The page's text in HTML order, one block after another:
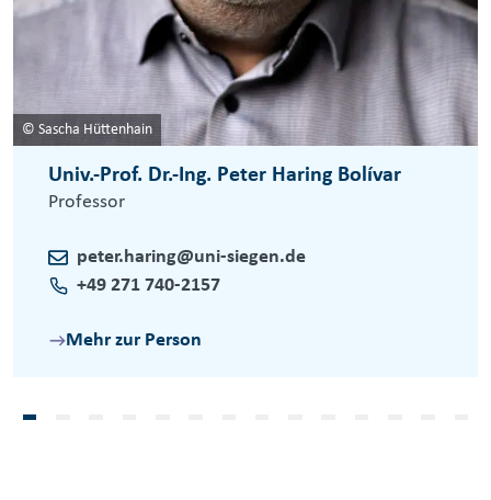
© Sascha Hüttenhain
Univ.-Prof. Dr.-Ing. Peter Haring Bolívar
Professor
peter.haring@uni-siegen.de
+49 271 740-2157
Mehr zur Person